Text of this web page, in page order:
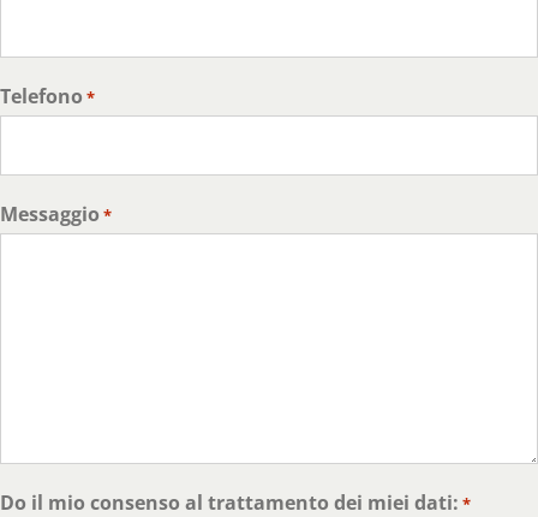
Telefono *
Messaggio *
Do il mio consenso al trattamento dei miei dati: *